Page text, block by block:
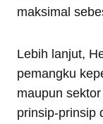
maksimal
Lebih lanjut,
pemangku
maupun
prinsip-prinsip